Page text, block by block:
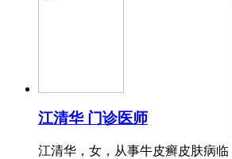
江清华 门诊医师
江清华，女，从事牛皮癣皮肤病临